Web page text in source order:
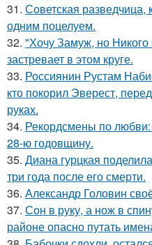
31. Советская разведчица,
одним поцелуем.
32. "Хочу Замуж, но Никого
застревает в этом круге.
33. Россиянин Рустам
кто покорил Эверест,
руках.
34. Рекордсмены по любви:
28-ю годовщину.
35. Диана гурцкая
три года после его смерти.
36. Александр Головин
37. Сон в руку, а нож в
районе опасно путать